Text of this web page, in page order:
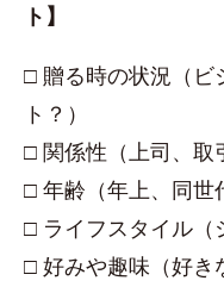
ト】
□ 贈る時の状況（ビ
ト？）
□ 関係性（上司、取
□ 年齢（年上、同世
□ ライフスタイル（
□ 好みや趣味（好